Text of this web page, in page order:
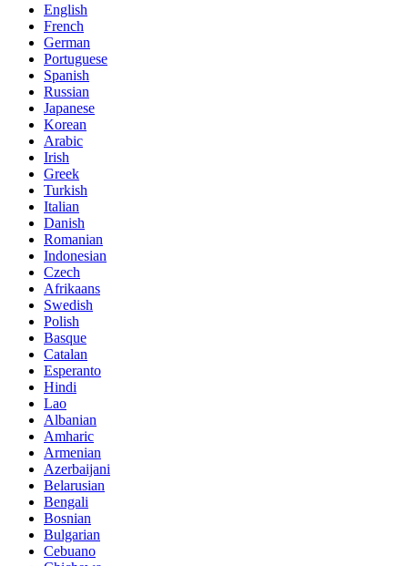
English
French
German
Portuguese
Spanish
Russian
Japanese
Korean
Arabic
Irish
Greek
Turkish
Italian
Danish
Romanian
Indonesian
Czech
Afrikaans
Swedish
Polish
Basque
Catalan
Esperanto
Hindi
Lao
Albanian
Amharic
Armenian
Azerbaijani
Belarusian
Bengali
Bosnian
Bulgarian
Cebuano